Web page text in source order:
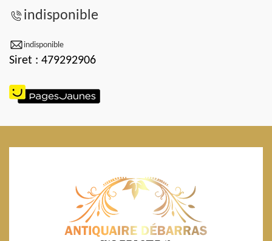
indisponible
indisponible
Siret : 479292906